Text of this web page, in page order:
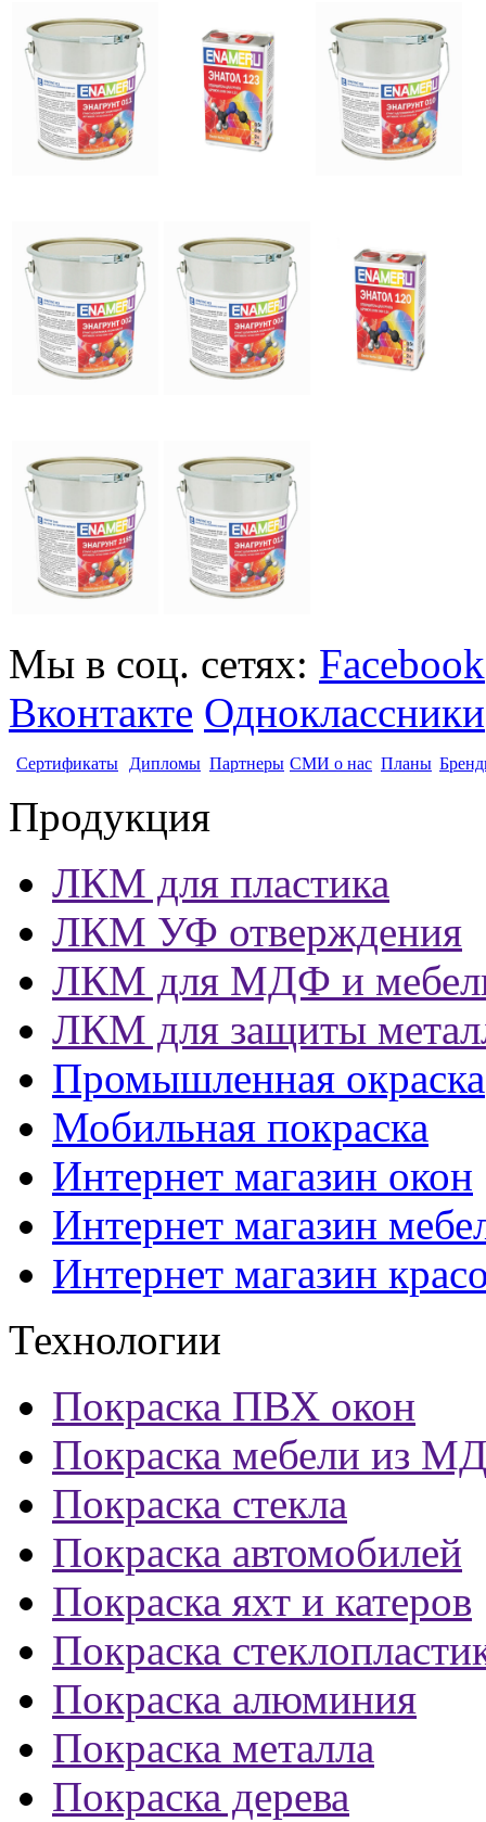
Мы в соц. сетях: Facebook
Вконтакте Одноклассники
Сертификаты Дипломы Партнеры СМИ о нас Планы
Продукция
ЛКМ для пластика
ЛКМ УФ отверждения
ЛКМ для МДФ и
ЛКМ для защиты
Промышленная окраска
Мобильная покраска
Интернет магазин окон
Интернет магазин
Интернет магазин
Технологии
Покраска ПВХ окон
Покраска мебели из
Покраска стекла
Покраска автомобилей
Покраска яхт и катеров
Покраска
Покраска алюминия
Покраска металла
Покраска дерева